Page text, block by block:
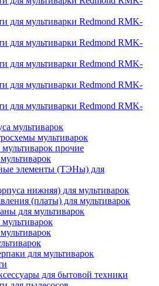
для мультиварки Redmond RMK-
для мультиварки Redmond RMK-
для мультиварки Redmond RMK-
для мультиварки Redmond RMK-
для мультиварки Redmond RMK-
мультиварок
мультиварок
мультиварок прочие
элементы (ТЭНы) для
нижняя) для мультиварок
(платы) для мультиварок
для мультиварок
для мультиварок
для бытовой техники